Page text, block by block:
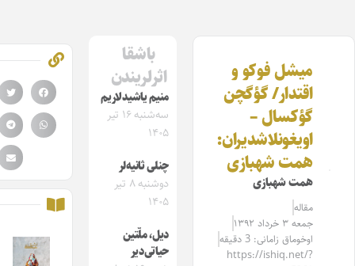
میشل فوکو و
اقتدار/ گؤگچن
گؤکسال –
اویغونلاشدیران:
همت شهبازی
همت شهبازی
مقاله‌
جمعه ۳ خرداد ۱۳۹۲
اوخوماق زامانی: 3 دقیقه
https://ishiq.net/?
باشقا
اثرلریندن
منیم یاشیدلاریم
سه‌شنبه ۱۶ تیر
۱۴۰۵
چنلی ثانیه‌لر
دوشنبه ۸ تیر
۱۴۰۵
دیل، ملّتین
حیاتی‌دیر